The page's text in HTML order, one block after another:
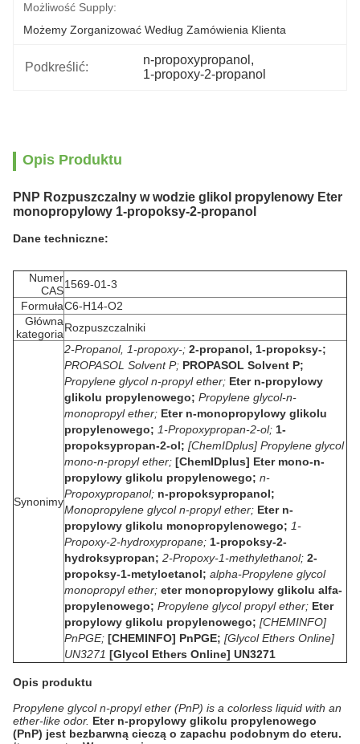
Możliwość Supply:
Możemy Zorganizować Według Zamówienia Klienta
Podkreślić:
n-propoxypropanol ,
1-propoxy-2-propanol
Opis Produktu
PNP Rozpuszczalny w wodzie glikol propylenowy Eter
monopropylowy 1-propoksy-2-propanol
Dane techniczne:
Numer
CAS1569-01-3
FormułaC6-H14-O2
Główna
kategoriaRozpuszczalniki
Synonimy
2-Propanol, 1-propoxy-; 2-propanol, 1-propoksy-;
PROPASOL Solvent P; PROPASOL Solvent P;
Propylene glycol n-propyl ether; Eter n-propylowy
glikolu propylenowego; Propylene glycol-n-
monopropyl ether; Eter n-monopropylowy glikolu
propylenowego; 1-Propoxypropan-2-ol; 1-
propoksypropan-2-ol; [ChemIDplus] Propylene glycol
mono-n-propyl ether; [ChemIDplus] Eter mono-n-
propylowy glikolu propylenowego; n-
Propoxypropanol; n-propoksypropanol;
Monopropylene glycol n-propyl ether; Eter n-
propylowy glikolu monopropylenowego; 1-
Propoxy-2-hydroxypropane; 1-propoksy-2-
hydroksypropan; 2-Propoxy-1-methylethanol; 2-
propoksy-1-metyloetanol; alpha-Propylene glycol
monopropyl ether; eter monopropylowy glikolu alfa-
propylenowego; Propylene glycol propyl ether; Eter
propylowy glikolu propylenowego; [CHEMINFO]
PnPGE; [CHEMINFO] PnPGE; [Glycol Ethers Online]
UN3271 [Glycol Ethers Online] UN3271
Opis produktu
Propylene glycol n-propyl ether (PnP) is a colorless liquid with an
ether-like odor. Eter n-propylowy glikolu propylenowego
(PnP) jest bezbarwną cieczą o zapachu podobnym do eteru.